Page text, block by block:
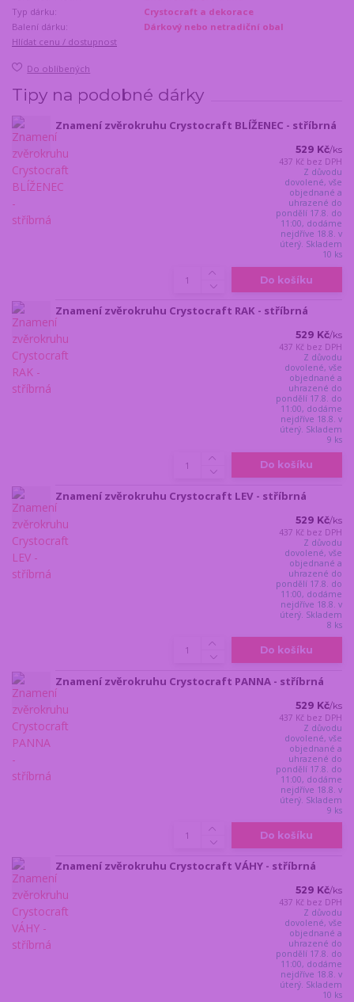
Typ dárku:
Crystocraft a dekorace
Balení dárku:
Dárkový nebo netradiční obal
Hlídat cenu / dostupnost
Do oblíbených
Tipy na podobné dárky
Znamení zvěrokruhu Crystocraft BLÍŽENEC - stříbrná
529 Kč/ks
437 Kč bez DPH
Z důvodu
dovolené, vše
objednané a
uhrazené do
pondělí 17.8. do
11:00, dodáme
nejdříve 18.8. v
úterý. Skladem
10 ks
Do košíku
Znamení zvěrokruhu Crystocraft RAK - stříbrná
529 Kč/ks
437 Kč bez DPH
Z důvodu
dovolené, vše
objednané a
uhrazené do
pondělí 17.8. do
11:00, dodáme
nejdříve 18.8. v
úterý. Skladem
9 ks
Do košíku
Znamení zvěrokruhu Crystocraft LEV - stříbrná
529 Kč/ks
437 Kč bez DPH
Z důvodu
dovolené, vše
objednané a
uhrazené do
pondělí 17.8. do
11:00, dodáme
nejdříve 18.8. v
úterý. Skladem
8 ks
Do košíku
Znamení zvěrokruhu Crystocraft PANNA - stříbrná
529 Kč/ks
437 Kč bez DPH
Z důvodu
dovolené, vše
objednané a
uhrazené do
pondělí 17.8. do
11:00, dodáme
nejdříve 18.8. v
úterý. Skladem
9 ks
Do košíku
Znamení zvěrokruhu Crystocraft VÁHY - stříbrná
529 Kč/ks
437 Kč bez DPH
Z důvodu
dovolené, vše
objednané a
uhrazené do
pondělí 17.8. do
11:00, dodáme
nejdříve 18.8. v
úterý. Skladem
10 ks